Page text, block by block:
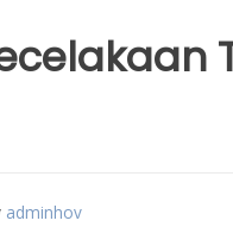
adminhov